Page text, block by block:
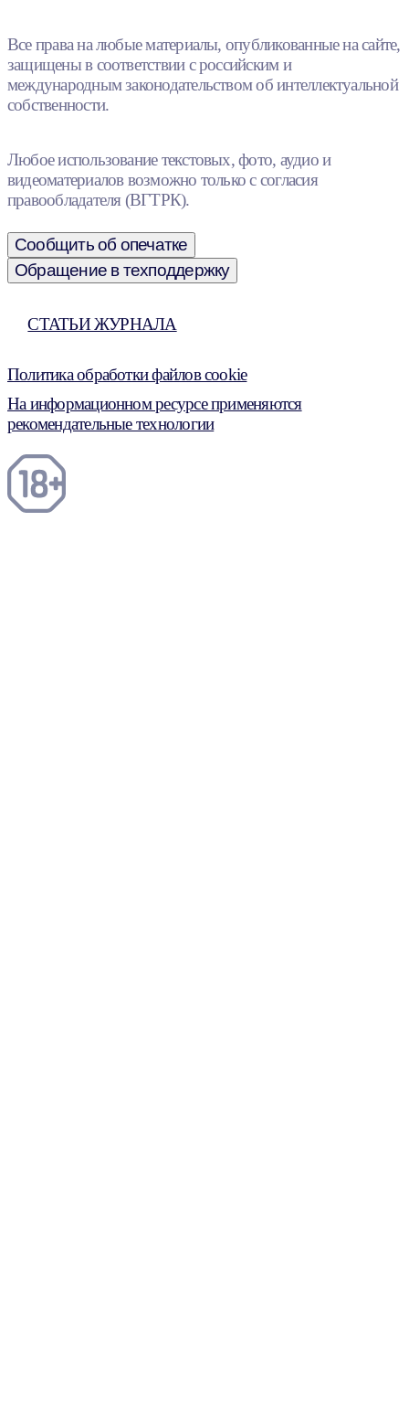
Все права на любые материалы, опубликованные на сайте,
защищены в соответствии с российским и
международным законодательством об интеллектуальной
собственности.
Любое использование текстовых, фото, аудио и
видеоматериалов возможно только с согласия
правообладателя (ВГТРК).
Сообщить об опечатке
Обращение в техподдержку
СТАТЬИ ЖУРНАЛА
Политика обработки файлов cookie
На информационном ресурсе применяются
рекомендательные технологии